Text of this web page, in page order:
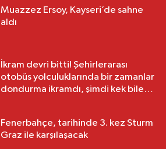
Muazzez Ersoy, Kayseri’de sahne
aldı
İkram devri bitti! Şehirlerarası
otobüs yolculuklarında bir zamanlar
dondurma ikramdı, şimdi kek bile
Fenerbahçe, tarihinde 3. kez Sturm
Graz ile karşılaşacak